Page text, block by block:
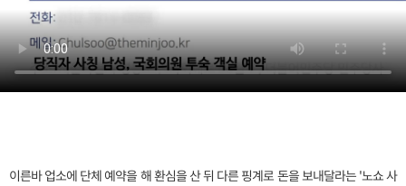
이른바 업소에 단체 예약을 해 환심을 산 뒤 다른 핑계로 돈을 보내달라는 '노쇼 사